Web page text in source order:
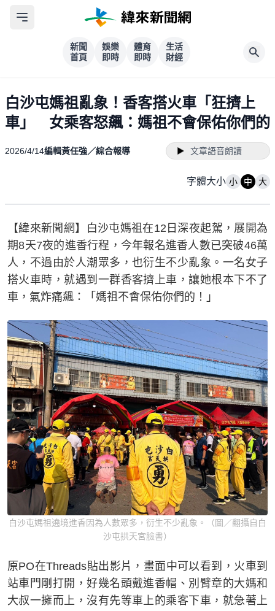
新聞
首頁
娛樂
即時
體育
即時
生活
財經
白沙屯媽祖亂象！香客搭火車「狂擠上
車」 女乘客怒飆：媽祖不會保佑你們的
2026/4/14編輯黃任強／綜合報導 文章語音朗讀
字體大小 小 中 大
【緯來新聞網】白沙屯媽祖在12日深夜起駕，展開為
期8天7夜的進香行程，今年報名進香人數已突破46萬
人，不過由於人潮眾多，也衍生不少亂象。一名女子
搭火車時，就遇到一群香客擠上車，讓她根本下不了
車，氣炸痛飆：「媽祖不會保佑你們的！」
白沙屯媽祖遶境進香因為人數眾多，衍生不少亂象。（圖／翻攝自白
沙屯拱天宮 臉書）
原PO在Threads貼出影片，畫面中可以看到，火車到
站車門剛打開，好幾名頭戴進香帽、別臂章的大媽和
大叔一擁而上，沒有先等車上的乘客下車，就急著上